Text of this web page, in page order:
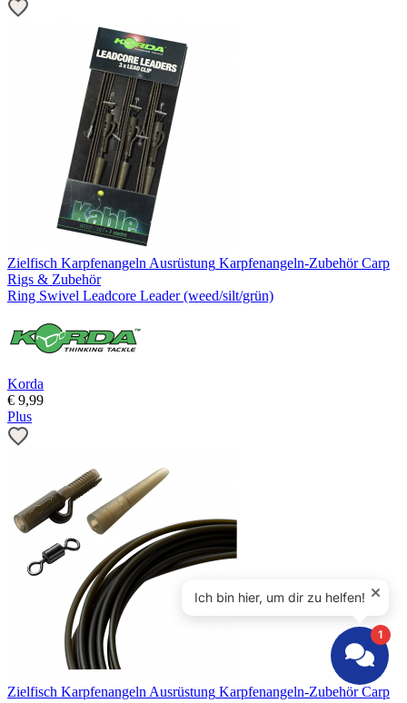
Zielfisch Karpfenangeln Ausrüstung Karpfenangeln-Zubehör Carp
Rigs & Zubehör
Ring Swivel Leadcore Leader (weed/silt/grün)
Korda
€ 9,99
Plus
Zielfisch Karpfenangeln Ausrüstung Karpfenangeln-Zubehör Carp